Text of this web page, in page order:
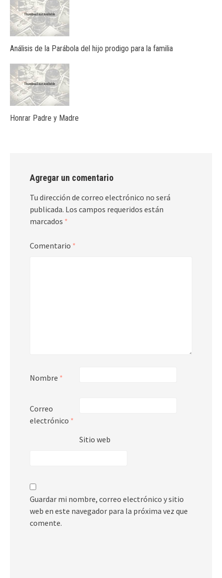
Análisis de la Parábola del hijo prodigo para la familia
Honrar Padre y Madre
Agregar un comentario
Tu dirección de correo electrónico no será
publicada. Los campos requeridos están
marcados *
Comentario *
Nombre *
Correo
electrónico *
Sitio web
Guardar mi nombre, correo electrónico y sitio
web en este navegador para la próxima vez que
comente.